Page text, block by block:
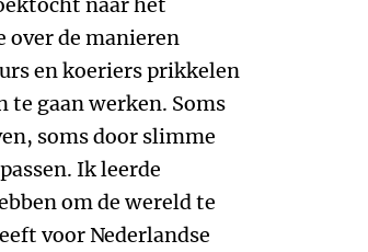
over de manieren
en koeriers prikkelen
te gaan werken. Soms
soms door slimme
Ik leerde
om de wereld te
voor Nederlandse